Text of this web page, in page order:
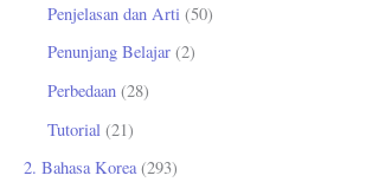
Penjelasan dan Arti (50)
Penunjang Belajar (2)
Perbedaan (28)
Tutorial (21)
2. Bahasa Korea(293)